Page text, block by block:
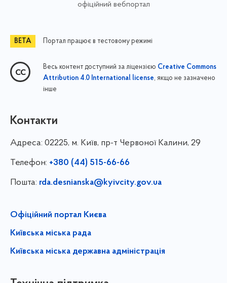
офіційний вебпортал
Портал працює в тестовому режимі
Весь контент доступний за ліцензією Creative Commons
Attribution 4.0 International license, якщо не зазначено
інше
Контакти
Адреса: 02225, м. Київ, пр-т Червоної Калини, 29
Телефон: +380 (44) 515-66-66
Пошта: rda.desnianska@kyivcity.gov.ua
Офіційний портал Києва
Київська міська рада
Київська міська державна адміністрація